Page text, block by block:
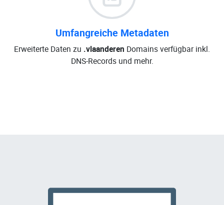
Umfangreiche Metadaten
Erweiterte Daten zu .vlaanderen Domains verfügbar inkl.
DNS-Records und mehr.